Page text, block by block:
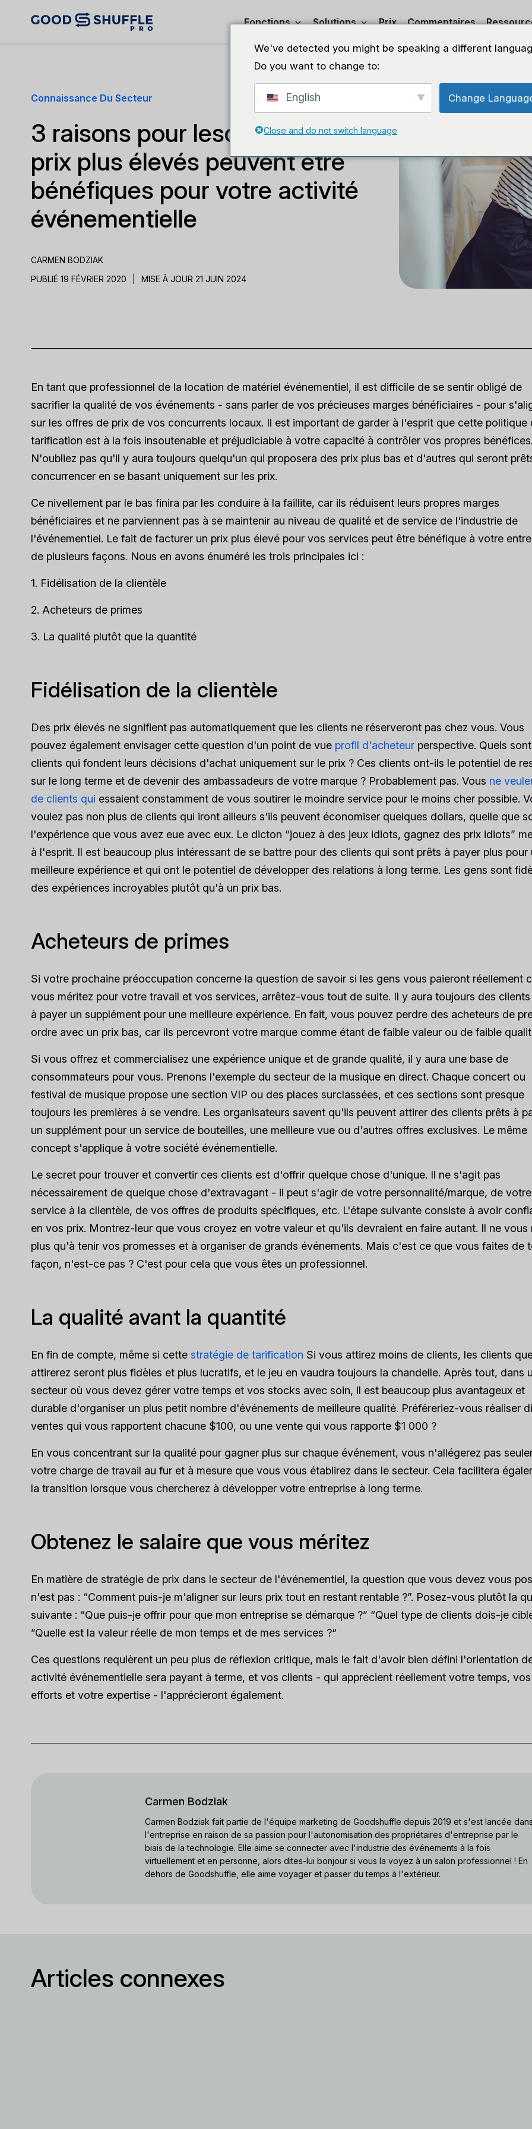
Fonctions Solutions Prix Commentaires
Connaissance Du Secteur
3 raisons pour lesquelles des
prix plus élevés peuvent être
bénéfiques pour votre activité
événementielle
CARMEN BODZIAK
PUBLIÉ 19 FÉVRIER 2020
MISE À JOUR 21 JUIN 2024
En tant que professionnel de la location de matériel événementiel, il est difficile de se sentir obligé de
sacrifier la qualité de vos événements - sans parler de vos précieuses marges bénéficiaires - pour
sur les offres de prix de vos concurrents locaux. Il est important de garder à l'esprit que cette politique
tarification est à la fois insoutenable et préjudiciable à votre capacité à contrôler vos propres bénéfices.
N'oubliez pas qu'il y aura toujours quelqu'un qui proposera des prix plus bas et d'autres qui seront
concurrencer en se basant uniquement sur les prix.
Ce nivellement par le bas finira par les conduire à la faillite, car ils réduisent leurs propres marges
bénéficiaires et ne parviennent pas à se maintenir au niveau de qualité et de service de l'industrie de
l'événementiel. Le fait de facturer un prix plus élevé pour vos services peut être bénéfique à votre
de plusieurs façons. Nous en avons énuméré les trois principales ici :
1. Fidélisation de la clientèle
2. Acheteurs de primes
3. La qualité plutôt que la quantité
Fidélisation de la clientèle
Des prix élevés ne signifient pas automatiquement que les clients ne réserveront pas chez vous. Vous
pouvez également envisager cette question d'un point de vue profil d'acheteur perspective. Quels
clients qui fondent leurs décisions d'achat uniquement sur le prix ? Ces clients ont-ils le potentiel de
sur le long terme et de devenir des ambassadeurs de votre marque ? Probablement pas. Vous ne
de clients qui essaient constamment de vous soutirer le moindre service pour le moins cher possible.
voulez pas non plus de clients qui iront ailleurs s'ils peuvent économiser quelques dollars, quelle que
l'expérience que vous avez eue avec eux. Le dicton “jouez à des jeux idiots, gagnez des prix idiots”
à l'esprit. Il est beaucoup plus intéressant de se battre pour des clients qui sont prêts à payer plus pour
meilleure expérience et qui ont le potentiel de développer des relations à long terme. Les gens sont
des expériences incroyables plutôt qu'à un prix bas.
Acheteurs de primes
Si votre prochaine préoccupation concerne la question de savoir si les gens vous paieront réellement
vous méritez pour votre travail et vos services, arrêtez-vous tout de suite. Il y aura toujours des clients
à payer un supplément pour une meilleure expérience. En fait, vous pouvez perdre des acheteurs de
ordre avec un prix bas, car ils percevront votre marque comme étant de faible valeur ou de faible
Si vous offrez et commercialisez une expérience unique et de grande qualité, il y aura une base de
consommateurs pour vous. Prenons l'exemple du secteur de la musique en direct. Chaque concert ou
festival de musique propose une section VIP ou des places surclassées, et ces sections sont presque
toujours les premières à se vendre. Les organisateurs savent qu'ils peuvent attirer des clients prêts à
un supplément pour un service de bouteilles, une meilleure vue ou d'autres offres exclusives. Le même
concept s'applique à votre société événementielle.
Le secret pour trouver et convertir ces clients est d'offrir quelque chose d'unique. Il ne s'agit pas
nécessairement de quelque chose d'extravagant - il peut s'agir de votre personnalité/marque, de votre
service à la clientèle, de vos offres de produits spécifiques, etc. L'étape suivante consiste à avoir
en vos prix. Montrez-leur que vous croyez en votre valeur et qu'ils devraient en faire autant. Il ne vous
plus qu'à tenir vos promesses et à organiser de grands événements. Mais c'est ce que vous faites de
façon, n'est-ce pas ? C'est pour cela que vous êtes un professionnel.
La qualité avant la quantité
En fin de compte, même si cette stratégie de tarification Si vous attirez moins de clients, les clients
attirerez seront plus fidèles et plus lucratifs, et le jeu en vaudra toujours la chandelle. Après tout, dans
secteur où vous devez gérer votre temps et vos stocks avec soin, il est beaucoup plus avantageux et
durable d'organiser un plus petit nombre d'événements de meilleure qualité. Préféreriez-vous réaliser
ventes qui vous rapportent chacune $100, ou une vente qui vous rapporte $1 000 ?
En vous concentrant sur la qualité pour gagner plus sur chaque événement, vous n'allégerez pas
votre charge de travail au fur et à mesure que vous vous établirez dans le secteur. Cela facilitera
la transition lorsque vous chercherez à développer votre entreprise à long terme.
Obtenez le salaire que vous méritez
En matière de stratégie de prix dans le secteur de l'événementiel, la question que vous devez vous
n'est pas : “Comment puis-je m'aligner sur leurs prix tout en restant rentable ?”. Posez-vous plutôt la
suivante : “Que puis-je offrir pour que mon entreprise se démarque ?” “Quel type de clients dois-je
”Quelle est la valeur réelle de mon temps et de mes services ?“
Ces questions requièrent un peu plus de réflexion critique, mais le fait d'avoir bien défini l'orientation
activité événementielle sera payant à terme, et vos clients - qui apprécient réellement votre temps, vos
efforts et votre expertise - l'apprécieront également.
Carmen Bodziak
Carmen Bodziak fait partie de l'équipe marketing de Goodshuffle depuis 2019 et s'est lancée dans
l'entreprise en raison de sa passion pour l'autonomisation des propriétaires d'entreprise par le
biais de la technologie. Elle aime se connecter avec l'industrie des événements à la fois
virtuellement et en personne, alors dites-lui bonjour si vous la voyez à un salon professionnel ! En
dehors de Goodshuffle, elle aime voyager et passer du temps à l'extérieur.
Articles connexes
We've detected you might be speaking a different
Do you want to change to:
English Change
Close and do not switch language